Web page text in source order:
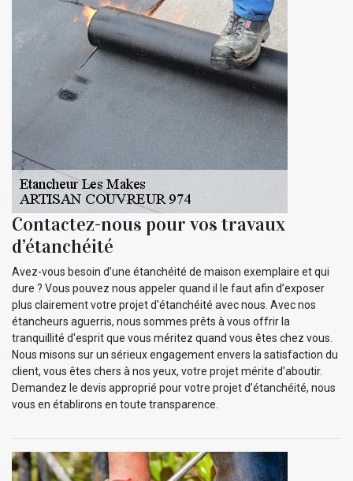
Contactez-nous pour vos travaux
d’étanchéité
Avez-vous besoin d’une étanchéité de maison exemplaire et qui
dure ? Vous pouvez nous appeler quand il le faut afin d’exposer
plus clairement votre projet d'étanchéité avec nous. Avec nos
étancheurs aguerris, nous sommes prêts à vous offrir la
tranquillité d'esprit que vous méritez quand vous êtes chez vous.
Nous misons sur un sérieux engagement envers la satisfaction du
client, vous êtes chers à nos yeux, votre projet mérite d’aboutir.
Demandez le devis approprié pour votre projet d’étanchéité, nous
vous en établirons en toute transparence.